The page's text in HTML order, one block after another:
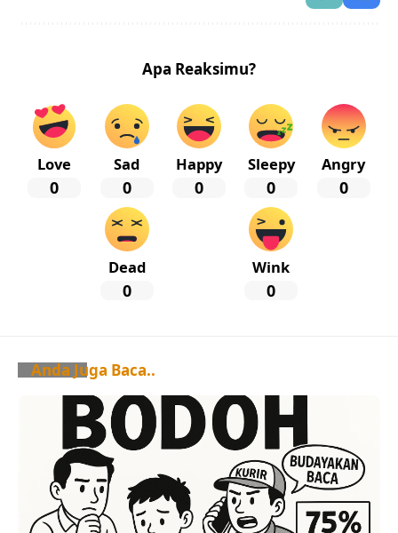
Apa Reaksimu?
Love
0
Sad
0
Happy
0
Sleepy
0
Angry
0
Dead
0
Wink
0
Anda Juga Baca..